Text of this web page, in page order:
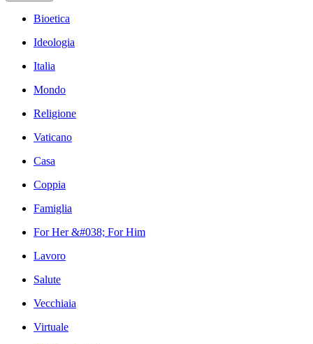
Bioetica
Ideologia
Italia
Mondo
Religione
Vaticano
Casa
Coppia
Famiglia
For Her &#038; For Him
Lavoro
Salute
Vecchiaia
Virtuale